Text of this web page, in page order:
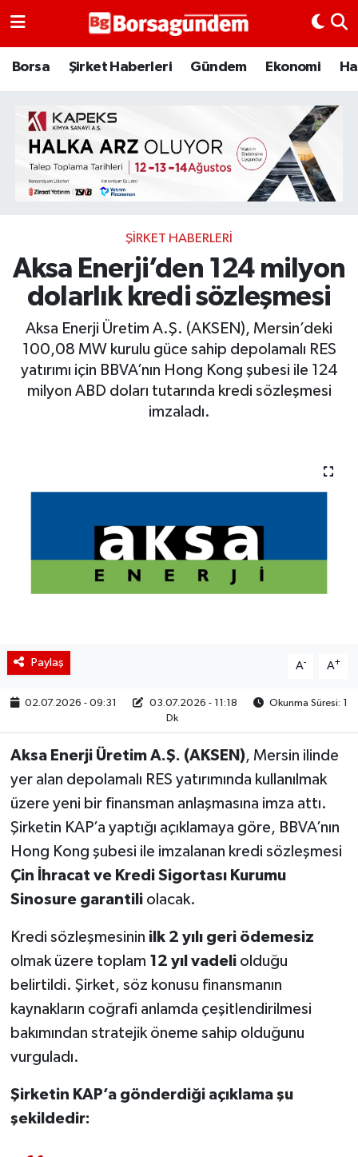
Borsa Şirket Haberleri Gündem Ekonomi
ŞIRKET HABERLERI
Aksa Enerji’den 124 milyon
dolarlık kredi sözleşmesi
Aksa Enerji Üretim A.Ş. (AKSEN), Mersin’deki
100,08 MW kurulu güce sahip depolamalı RES
yatırımı için BBVA’nın Hong Kong şubesi ile 124
milyon ABD doları tutarında kredi sözleşmesi
imzaladı.
Paylaş A- A+
02.07.2026 - 09:31 03.07.2026 - 11:18
Okunma Süresi: 1
Dk
Aksa Enerji Üretim A.Ş. (AKSEN), Mersin ilinde
yer alan depolamalı RES yatırımında kullanılmak
üzere yeni bir finansman anlaşmasına imza attı.
Şirketin KAP’a yaptığı açıklamaya göre, BBVA’nın
Hong Kong şubesi ile imzalanan kredi sözleşmesi
Çin İhracat ve Kredi Sigortası Kurumu
Sinosure garantiliolacak.
Kredi sözleşmesinin ilk 2 yılı geri ödemesiz
olmak üzere toplam 12 yıl vadeliolduğu
belirtildi. Şirket, söz konusu finansmanın
kaynakların coğrafi anlamda çeşitlendirilmesi
bakımından stratejik öneme sahip olduğunu
vurguladı.
Şirketin KAP’a gönderdiği açıklama şu
şekildedir:
Borsa
Emtia
Galeri
Bitcoin
Şirket Haberleri
Borsa Gundem
BIST 100 Isı Haritası
Gizlilik Sözleşmesi
Hakkımızda